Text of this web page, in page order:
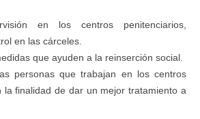
en los centros penitenciarios,
en las cárceles.
que ayuden a la reinserción social.
personas que trabajan en los centros
la finalidad de dar un mejor tratamiento a